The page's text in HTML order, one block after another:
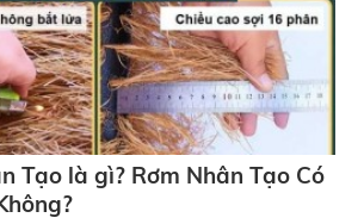
Tạo là gì? Rơm Nhân Tạo Có